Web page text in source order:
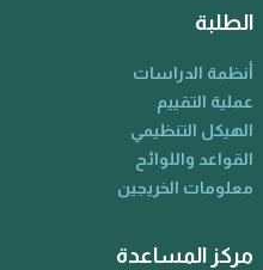
الطلبة
أنظمة الدراسات
عملية التقييم
الهيكل التنظيمي
القواعد واللوائح
معلومات الخريجين
مركز المساعدة